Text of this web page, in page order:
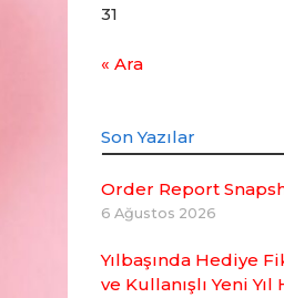
31
« Ara
Son Yazılar
Order Report
6 Ağustos 2026
Yılbaşında Hediye
ve Kullanışlı Yeni